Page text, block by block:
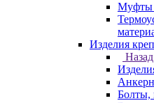
Муфты
Изделия
Назад
Болты,